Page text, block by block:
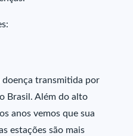
doença transmitida por
Brasil. Além do alto
anos vemos que sua
estações são mais